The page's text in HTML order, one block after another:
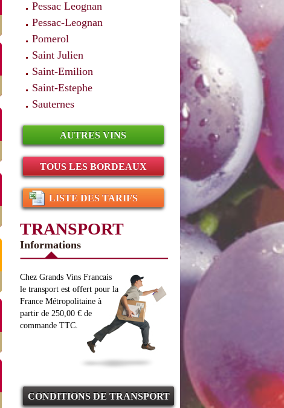
Pessac Leognan
Pessac-Leognan
Pomerol
Saint Julien
Saint-Emilion
Saint-Estephe
Sauternes
AUTRES VINS
TOUS LES BORDEAUX
LISTE DES TARIFS
TRANSPORT
Informations
Chez Grands Vins Francais
le transport est offert pour la
France Métropolitaine à
partir de 250,00 € de
commande TTC.
CONDITIONS DE TRANSPORT